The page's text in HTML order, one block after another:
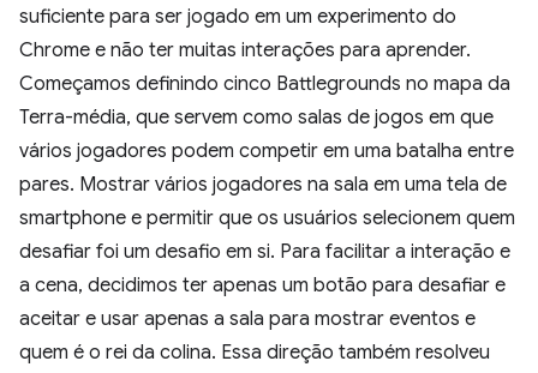
suficiente para ser jogado em um experimento do
Chrome e não ter muitas interações para aprender.
Começamos definindo cinco Battlegrounds no mapa da
Terra-média, que servem como salas de jogos em que
vários jogadores podem competir em uma batalha entre
pares. Mostrar vários jogadores na sala em uma tela de
smartphone e permitir que os usuários selecionem quem
desafiar foi um desafio em si. Para facilitar a interação e
a cena, decidimos ter apenas um botão para desafiar e
aceitar e usar apenas a sala para mostrar eventos e
quem é o rei da colina. Essa direção também resolveu